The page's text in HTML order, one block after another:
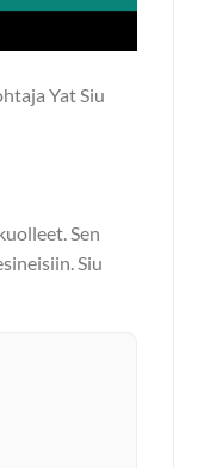
Yat Siu
Sen
Siu